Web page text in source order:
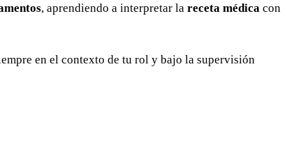
, aprendiendo a interpretar la receta médica con
en el contexto de tu rol y bajo la supervisión